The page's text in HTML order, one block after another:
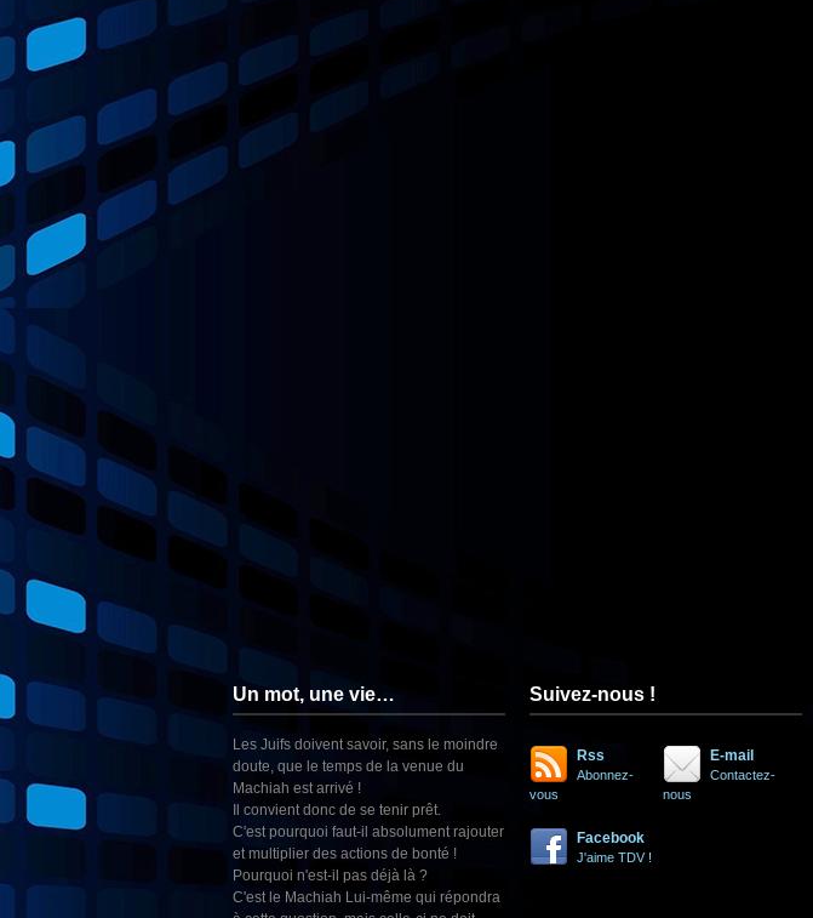
Un mot, une vie…
Les Juifs doivent savoir, sans le moindre
doute, que le temps de la venue du
Machiah est arrivé !
Il convient donc de se tenir prêt.
C'est pourquoi faut-il absolument rajouter
et multiplier des actions de bonté !
Pourquoi n'est-il pas déjà là ?
C'est le Machiah Lui-même qui répondra
Suivez-nous !
Rss
Abonnez-
vous
E-mail
Contactez-
nous
Facebook
J'aime TDV !